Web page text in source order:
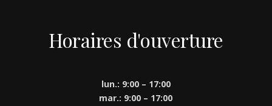
Horaires d'ouverture
lun.: 9:00 – 17:00
mar.: 9:00 – 17:00